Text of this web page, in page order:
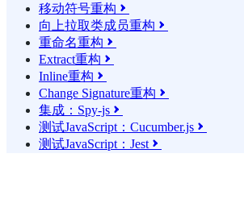
移动符号重构 
向上拉取类成员重构 
重命名重构 
Extract重构 
Inline重构 
Change Signature重构 
集成：Spy-js 
测试JavaScript：Cucumber.js 
测试JavaScript：Jest 